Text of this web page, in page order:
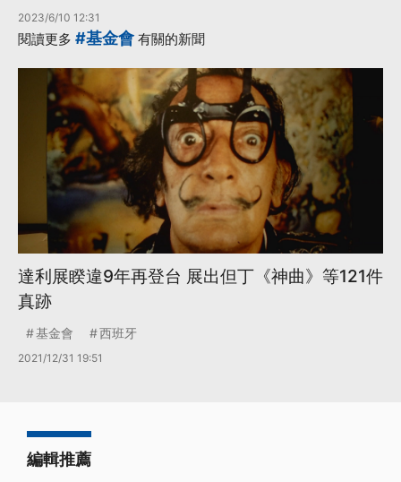
2023/6/10 12:31
閱讀更多 #基金會 有關的新聞
達利展睽違9年再登台 展出但丁《神曲》等121件
真跡
基金會 西班牙
2021/12/31 19:51
編輯推薦